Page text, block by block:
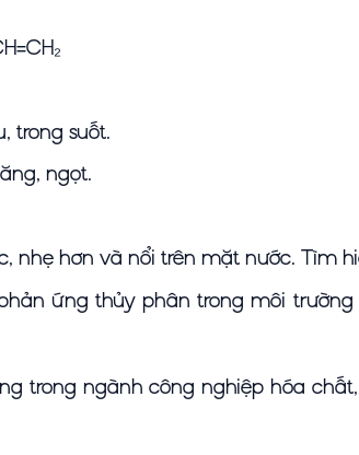
trong suốt.
ngọt.
nhẹ hơn và nổi trên mặt nước. Tìm
ứng thủy phân trong môi trường
trong ngành công nghiệp hóa